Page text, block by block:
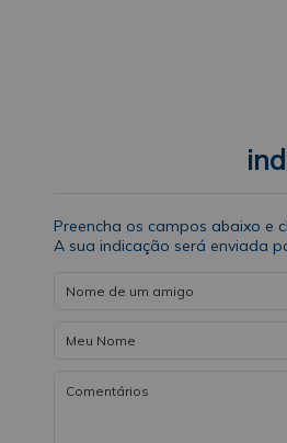
Preencha os campos abaixo e
A sua indicação será enviada